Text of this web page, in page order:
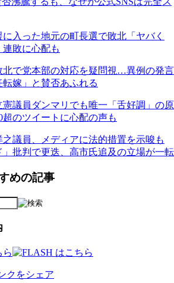
入った地元の町長選で敗北「ヤバく
敗に心配も
北で党本部の対応を疑問視…異例の発言
嫁」と賛否あふれる
憲議員ダンマリでも唯一「舌好調」の原
超のツイートに心配の声も
之議員、メディアに法的措置を示唆も
」批判で更迭、高市氏追及の立場が一転
めの記事